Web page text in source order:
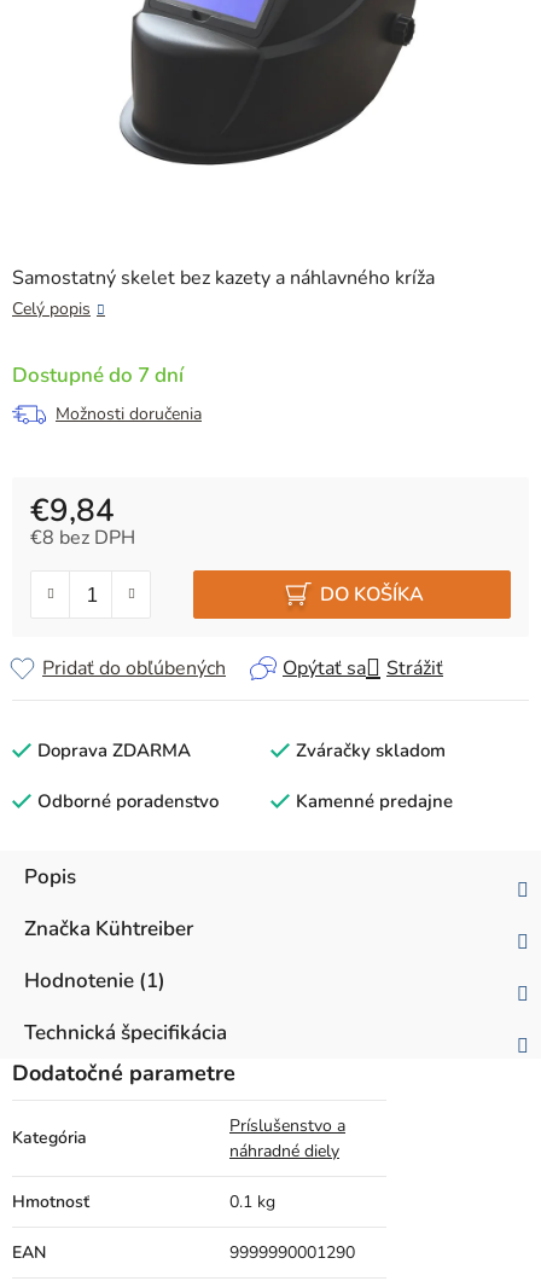
Samostatný skelet bez kazety a náhlavného kríža
Celý popis
Dostupné do 7 dní
Možnosti doručenia
€9,84
€8 bez DPH
DO KOŠÍKA
Opýtať sa Strážiť
Pridať do obľúbených
Doprava ZDARMA Zváračky skladom
Odborné poradenstvo Kamenné predajne
Popis
Značka Kühtreiber
Hodnotenie (1)
Technická špecifikácia
Dodatočné parametre
Kategória
Príslušenstvo a
náhradné diely
Hmotnosť 0.1 kg
EAN 9999990001290